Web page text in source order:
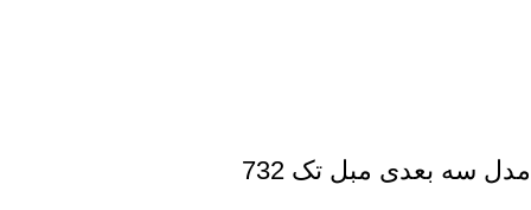
مدل سه بعدی مبل تک 732